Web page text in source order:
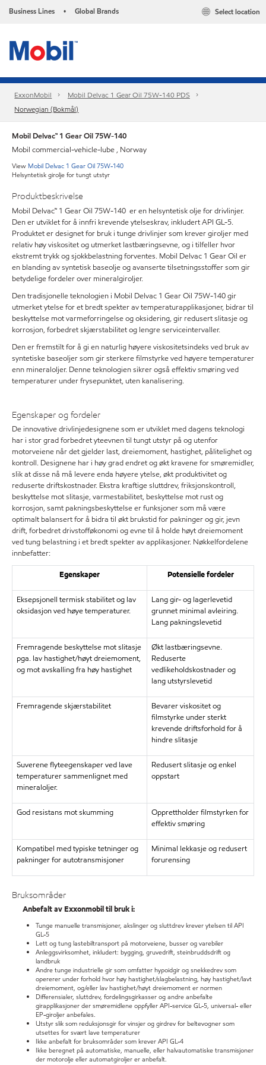
Business Lines • Global Brands Select location
ExxonMobil
Mobil Delvac 1 Gear Oil 75W-140 PDS
Norwegian (Bokmål)
Mobil Delvac™ 1 Gear Oil 75W-140
Mobil commercial-vehicle-lube , Norway
View Mobil Delvac 1 Gear Oil 75W-140
Helsyntetisk girolje for tungt utstyr
Produktbeskrivelse
Mobil Delvac™ 1 Gear Oil 75W-140 er en helsyntetisk olje for drivlinjer.
Den er utviklet for å innfri krevende ytelseskrav, inkludert API GL-5.
Produktet er designet for bruk i tunge drivlinjer som krever giroljer med
relativ høy viskositet og utmerket lastbæringsevne, og i tilfeller hvor
ekstremt trykk og sjokkbelastning forventes. Mobil Delvac 1 Gear Oil er
en blanding av syntetisk baseolje og avanserte tilsetningsstoffer som gir
betydelige fordeler over mineralgiroljer.
Den tradisjonelle teknologien i Mobil Delvac 1 Gear Oil 75W-140 gir
utmerket ytelse for et bredt spekter av temperaturapplikasjoner, bidrar til
beskyttelse mot varmeforringelse og oksidering, gir redusert slitasje og
korrosjon, forbedret skjærstabilitet og lengre serviceintervaller.
Den er fremstilt for å gi en naturlig høyere viskositetsindeks ved bruk av
syntetiske baseoljer som gir sterkere filmstyrke ved høyere temperaturer
enn mineraloljer. Denne teknologien sikrer også effektiv smøring ved
temperaturer under frysepunktet, uten kanalisering.
Egenskaper og fordeler
De innovative drivlinjedesignene som er utviklet med dagens teknologi
har i stor grad forbedret yteevnen til tungt utstyr på og utenfor
motorveiene når det gjelder last, dreiemoment, hastighet, pålitelighet og
kontroll. Designene har i høy grad endret og økt kravene for smøremidler,
slik at disse nå må levere enda høyere ytelse, økt produktivitet og
reduserte driftskostnader. Ekstra kraftige sluttdrev, friksjonskontroll,
beskyttelse mot slitasje, varmestabilitet, beskyttelse mot rust og
korrosjon, samt pakningsbeskyttelse er funksjoner som må være
optimalt balansert for å bidra til økt brukstid for pakninger og gir, jevn
drift, forbedret drivstofføkonomi og evne til å holde høyt dreiemoment
ved tung belastning i et bredt spekter av applikasjoner. Nøkkelfordelene
innbefatter:
Egenskaper
Potensielle fordeler
Eksepsjonell termisk stabilitet og lav
oksidasjon ved høye temperaturer.
Lang gir- og lagerlevetid
grunnet minimal avleiring.
Lang pakningslevetid
Fremragende beskyttelse mot slitasje
pga. lav hastighet/høyt dreiemoment,
og mot avskalling fra høy hastighet
Økt lastbæringsevne.
Reduserte
vedlikeholdskostnader og
lang utstyrslevetid
Fremragende skjærstabilitet
Bevarer viskositet og
filmstyrke under sterkt
krevende driftsforhold for å
hindre slitasje
Suverene flyteegenskaper ved lave
temperaturer sammenlignet med
mineraloljer.
Redusert slitasje og enkel
oppstart
God resistans mot skumming
Opprettholder filmstyrken for
effektiv smøring
Kompatibel med typiske tetninger og
pakninger for autotransmisjoner
Minimal lekkasje og redusert
forurensing
Bruksområder
Anbefalt av Exxonmobil til bruk i:
Tunge manuelle transmisjoner, akslinger og sluttdrev krever ytelsen til API
GL-5
Lett og tung lastebiltransport på motorveiene, busser og varebiler
Anleggsvirksomhet, inkludert: bygging, gruvedrift, steinbruddsdrift og
landbruk
Andre tunge industrielle gir som omfatter hypoidgir og snekkedrev som
opererer under forhold hvor høy hastighet/slagbelastning, høy hastighet/lavt
dreiemoment, og/eller lav hastighet/høyt dreiemoment er normen
Differensialer, sluttdrev, fordelingsgirkasser og andre anbefalte
girapplikasjoner der smøremidlene oppfyller API-service GL-5, universal- eller
EP-giroljer anbefales.
Utstyr slik som reduksjonsgir for vinsjer og girdrev for beltevogner som
utsettes for svært lave temperaturer
Ikke anbefalt for bruksområder som krever API GL-4
Ikke beregnet på automatiske, manuelle, eller halvautomatiske transmisjoner
der motorolje eller automatgiroljer er anbefalt.